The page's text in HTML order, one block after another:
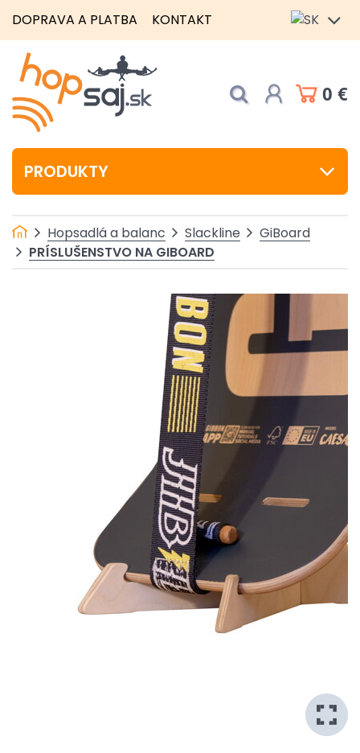
DOPRAVA A PLATBA KONTAKT
0 €
PRODUKTY
Hopsadlá a balanc Slackline
GiBoard
PRÍSLUŠENSTVO NA GIBOARD